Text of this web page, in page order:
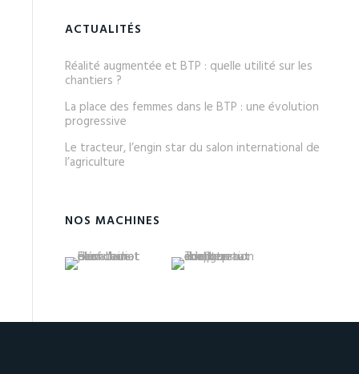
ACTUALITÉS
Réalité augmentée et BTP : quelle utilité sur les
chantiers ?
La place des femmes dans le BTP : une évolution
progressive
Le tracteur, l’engin star du salon international de
l’agriculture
NOS MACHINES